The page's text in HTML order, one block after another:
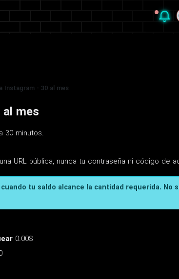
- 30 al mes
mes
30 minutos.
URL pública, nunca tu contraseña ni código de
tu saldo alcance la cantidad requerida. No
0.00$